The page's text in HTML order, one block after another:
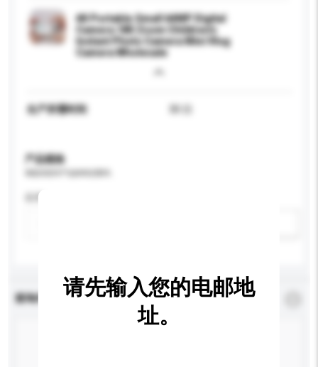
4K Portable Small 64MP Digital
Camera 18X Zoom Children's
Instant Photo Camera Mini Vlog
Camera Wholesale
生产所需时间 30 日
产品规格
应用
查询内容 * 必须填写
请先输入您的电邮地
址。